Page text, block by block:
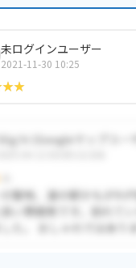
未ログインユーザー
2021-11-30 10:25